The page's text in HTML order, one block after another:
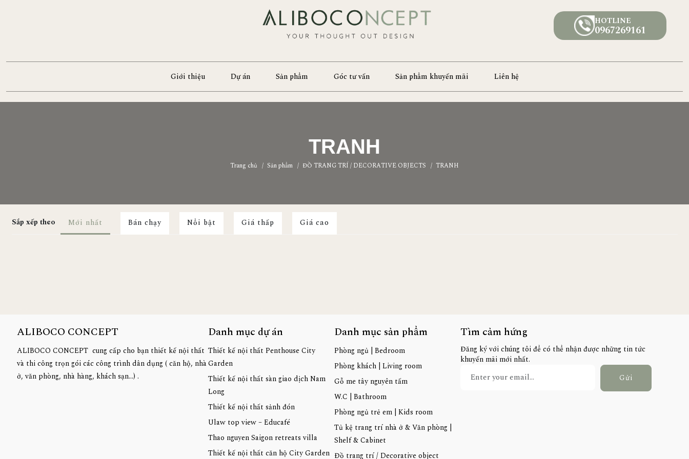
HOTLINE
0967269161
Giới thiệu Dự án Sản phẩm Góc tư vấn Sản phẩm khuyến mãi Liên hệ
TRANH
Trang chủ / Sản phẩm / ĐỒ TRANG TRÍ / DECORATIVE OBJECTS / TRANH
Sắp xếp theo Mới nhất Bán chạy Nổi bật Giá thấp Giá cao
ALIBOCO CONCEPT
ALIBOCO CONCEPT cung cấp cho bạn thiết kế nội thất
và thi công trọn gói các công trình dân dụng ( căn hộ, nhà
ở, văn phòng, nhà hàng, khách sạn...) .
Danh mục dự án
Thiết kế nội thất Penthouse City
Garden
Thiết kế nội thất sàn giao dịch Nam
Long
Thiết kế nội thất sảnh đón
Ulaw top view – Educafé
Thao nguyen Saigon retreats villa
Thiết kế nội thất căn hộ City Garden
Danh mục sản phẩm
Phòng ngủ | Bedroom
Phòng khách | Living room
Gỗ me tây nguyên tấm
W.C | Bathroom
Phòng ngủ trẻ em | Kids room
Tủ kệ trang trí nhà ở & Văn phòng |
Shelf & Cabinet
Đồ trang trí / Decorative object
Tìm cảm hứng
Đăng ký với chúng tôi để có thể nhận được những tin tức
khuyến mãi mới nhất.
Gửi